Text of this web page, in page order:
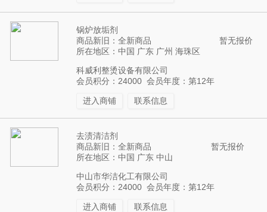
锅炉放垢剂
商品新旧：全新商品
所在地区：中国 广东 广州 海珠区
暂无报价
科威利整烫设备有限公司
会员积分：24000 会员年度：第12年
进入商铺 联系信息
去渍清洁剂
商品新旧：全新商品
所在地区：中国 广东 中山
暂无报价
中山市华洁化工有限公司
会员积分：24000 会员年度：第12年
进入商铺 联系信息